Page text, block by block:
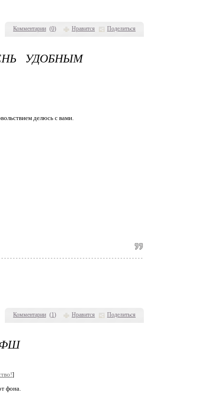
Комментарии (0) Нравится Поделиться
Комментарии (1) Нравится Поделиться
УДОБНЫМ
делюсь с вами.
ФШ
]
фона.